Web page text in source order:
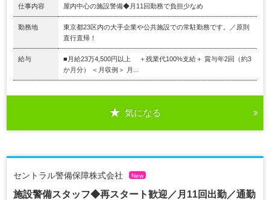
仕事内容 屋内中心の施設警備◆月11回勤務で負担少なめ
勤務地
東京都23区内の大手企業や公共施設での常駐勤務です。／原則
直行直帰！
給与
■月給23万4,500円以上 ＋残業代100%支給＋ 賞与年2回（約3
か月分） ＜月収例＞ 月...
気になる
セントラル警備保障株式会社 New
施設警備スタッフ◆再スタート歓迎／月11回出勤／通勤